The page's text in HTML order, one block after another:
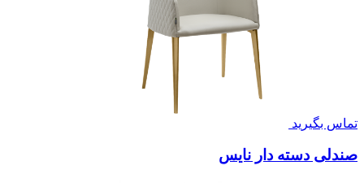
تماس بگیرید
صندلی دسته دار نایس